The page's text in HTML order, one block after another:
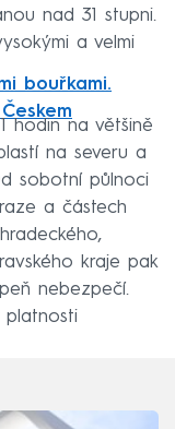
nad 31 stupni.
a velmi
bouřkami.
hodin na většině
na severu a
sobotní půlnoci
a částech
kraje pak
nebezpečí.
platnosti